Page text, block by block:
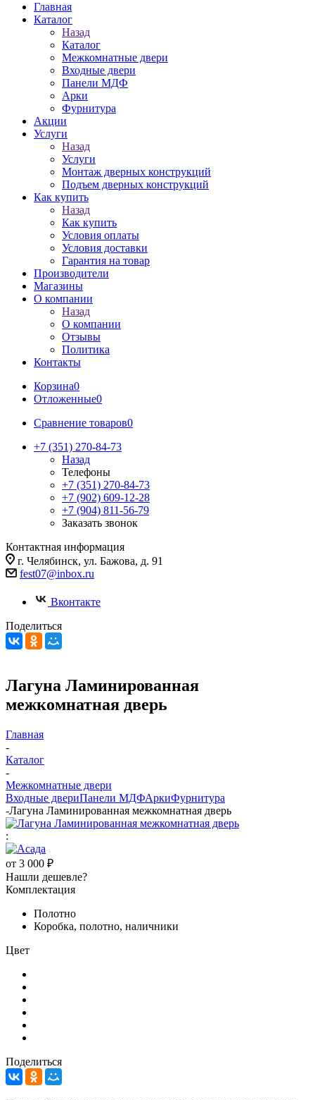
Главная
Каталог
Назад
Каталог
Межкомнатные двери
Входные двери
Панели МДФ
Арки
Фурнитура
Акции
Услуги
Назад
Услуги
Монтаж дверных конструкций
Подъем дверных конструкций
Как купить
Назад
Как купить
Условия оплаты
Условия доставки
Гарантия на товар
Производители
Магазины
О компании
Назад
О компании
Отзывы
Политика
Контакты
Корзина0
Отложенные0
Сравнение товаров0
+7 (351) 270-84-73
Назад
Телефоны
+7 (351) 270-84-73
+7 (902) 609-12-28
+7 (904) 811-56-79
Заказать звонок
Контактная информация
г. Челябинск, ул. Бажова, д. 91
fest07@inbox.ru
Вконтакте
Поделиться
Лагуна Ламинированная
межкомнатная дверь
Главная
-
Каталог
-
Межкомнатные двери
Входные двериПанели МДФАркиФурнитура
-Лагуна Ламинированная межкомнатная дверь
:
от 3 000 ₽
Нашли дешевле?
Комплектация
Полотно
Коробка, полотно, наличники
Цвет
Поделиться